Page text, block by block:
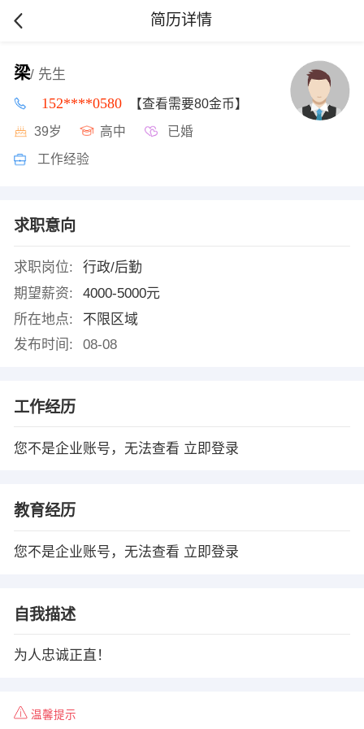
简历详情
梁/ 先生
152****0580 【查看需要80金币】
39岁 高中 已婚
工作经验
求职意向
求职岗位:
行政/后勤
期望薪资:
4000-5000元
所在地点:
不限区域
发布时间:
08-08
工作经历
您不是企业账号，无法查看 立即登录
教育经历
您不是企业账号，无法查看 立即登录
自我描述
为人忠诚正直！
温馨提示